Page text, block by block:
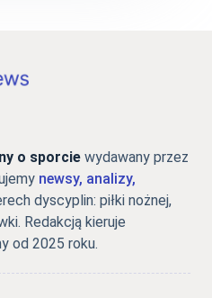
o sporcie wydawany przez
newsy, analizy,
dyscyplin: piłki nożnej,
Redakcją kieruje
od 2025 roku.